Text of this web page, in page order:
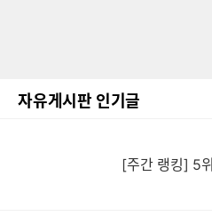
자유게시판 인기글
[주간 랭킹] 5위